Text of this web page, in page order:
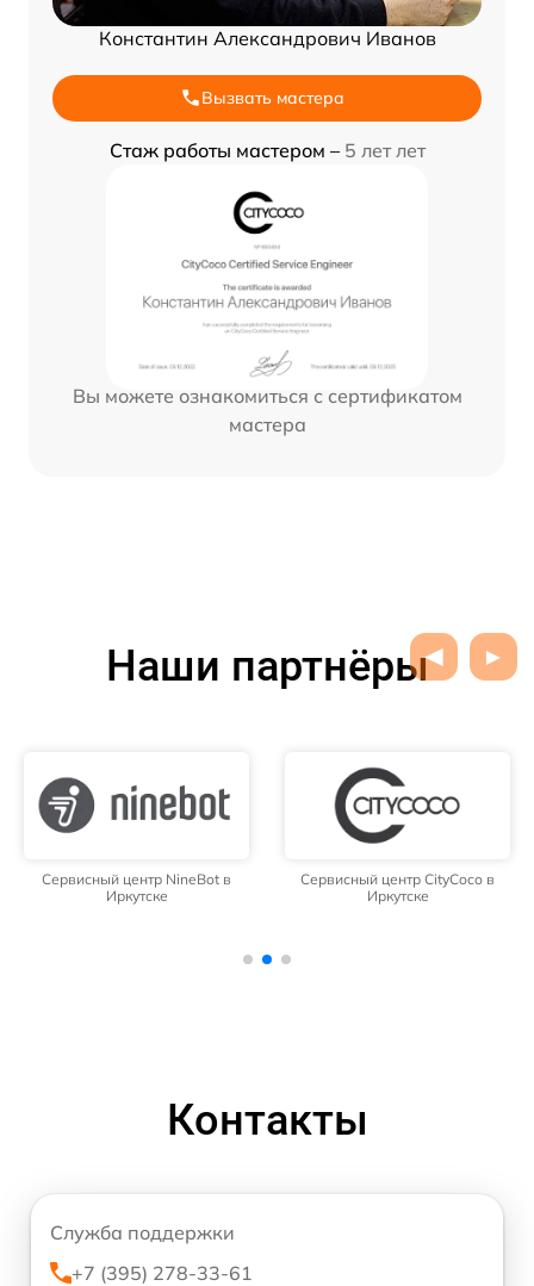
Константин Александрович Иванов
Вызвать мастера
Стаж работы мастером – 5 лет лет
Вы можете ознакомиться с сертификатом
мастера
Наши партнёры
Сервисный центр NineBot в
Иркутске
Сервисный центр CityCoco в
Иркутске
Контакты
Служба поддержки
+7 (395) 278-33-61